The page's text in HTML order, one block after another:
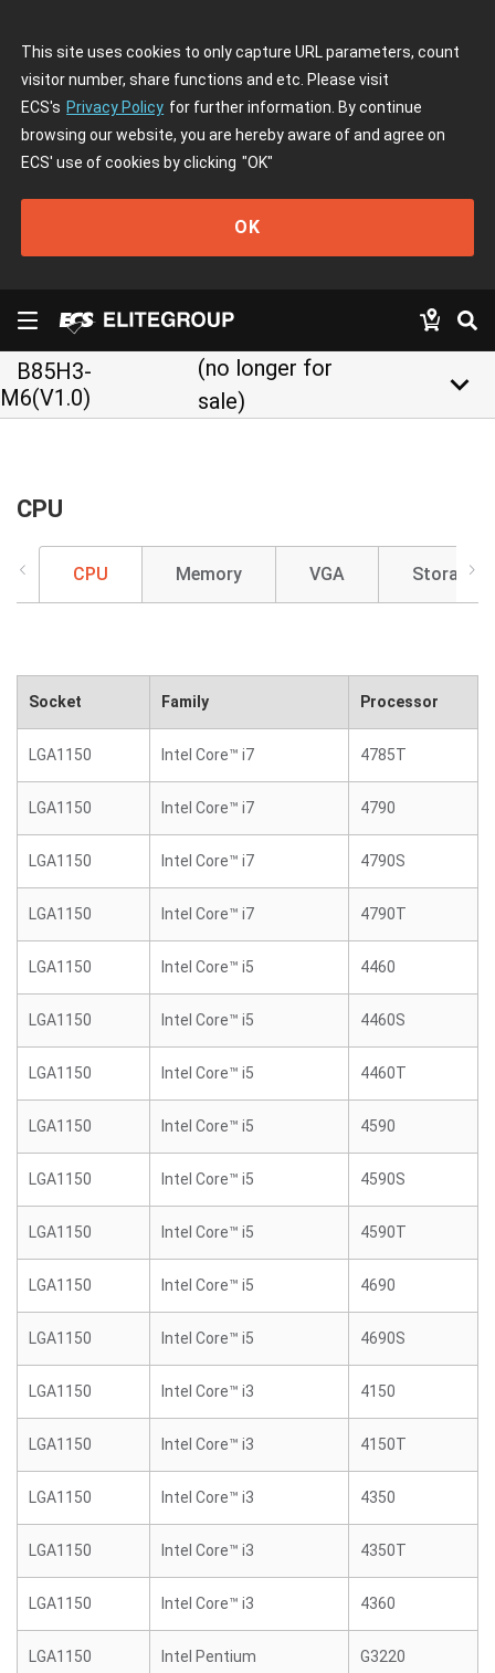
This site uses cookies to only capture URL parameters, count
visitor number, share functions and etc. Please visit
ECS's Privacy Policy for further information. By continue
browsing our website, you are hereby aware of and agree on
ECS' use of cookies by clicking "OK"
OK
B85H3-
M6(V1.0)
(no longer for
sale)
keyboard_arrow_down
CPU
CPU Memory VGA Storage
Socket Family Processor
LGA1150 Intel Core™ i7 4785T
LGA1150 Intel Core™ i7 4790
LGA1150 Intel Core™ i7 4790S
LGA1150 Intel Core™ i7 4790T
LGA1150 Intel Core™ i5 4460
LGA1150 Intel Core™ i5 4460S
LGA1150 Intel Core™ i5 4460T
LGA1150 Intel Core™ i5 4590
LGA1150 Intel Core™ i5 4590S
LGA1150 Intel Core™ i5 4590T
LGA1150 Intel Core™ i5 4690
LGA1150 Intel Core™ i5 4690S
LGA1150 Intel Core™ i3 4150
LGA1150 Intel Core™ i3 4150T
LGA1150 Intel Core™ i3 4350
LGA1150 Intel Core™ i3 4350T
LGA1150 Intel Core™ i3 4360
LGA1150 Intel Pentium G3220